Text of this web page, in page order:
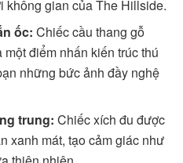
không gian của The Hillside.
ốc: Chiếc cầu thang gỗ
điểm nhấn kiến trúc thú
những bức ảnh đầy nghệ
trung: Chiếc xích đu được
xanh mát, tạo cảm giác như